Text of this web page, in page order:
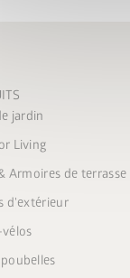
jardin
Living
Armoires de terrasse
d'extérieur
vélos